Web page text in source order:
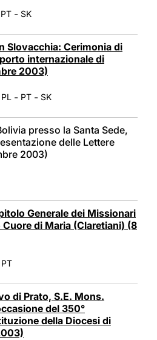
PT - SK
Slovacchia: Cerimonia di
internazionale di
2003)
PL - PT - SK
presso la Santa Sede,
delle Lettere
2003)
Generale dei Missionari
Cuore di Maria (Claretiani) (8
PT
di Prato, S.E. Mons.
del 350°
della Diocesi di